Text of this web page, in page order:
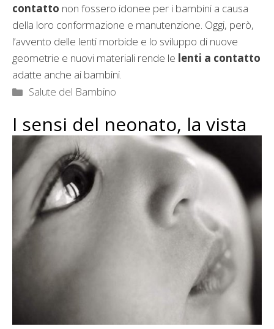
contatto non fossero idonee per i bambini a causa
della loro conformazione e manutenzione. Oggi, però,
l’avvento delle lenti morbide e lo sviluppo di nuove
geometrie e nuovi materiali rende le lenti a contatto
adatte anche ai bambini.
Categorie
Salute del Bambino
I sensi del neonato, la vista